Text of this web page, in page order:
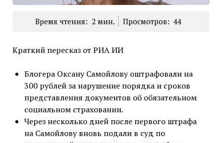
Время чтения: 2 мин. Просмотров: 44
Краткий пересказ от РИА ИИ
Блогера Оксану Самойлову оштрафовали на
300 рублей за нарушение порядка и сроков
представления документов об обязательном
социальном страховании.
Через несколько дней после первого штрафа
на Самойлову вновь подали в суд по